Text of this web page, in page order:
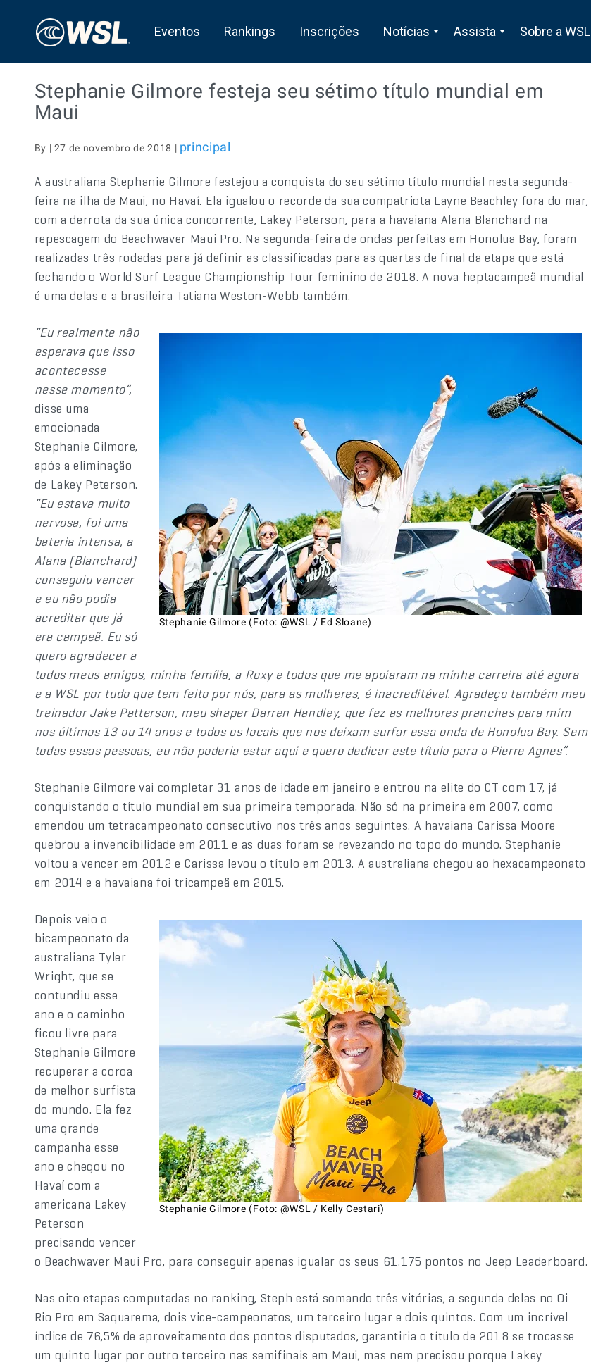
Eventos Rankings Inscrições Notícias Assista Sobre a WSL
Stephanie Gilmore festeja seu sétimo título mundial em
Maui
By | 27 de novembro de 2018 | principal
A australiana Stephanie Gilmore festejou a conquista do seu sétimo título mundial nesta segunda-
feira na ilha de Maui, no Havaí. Ela igualou o recorde da sua compatriota Layne Beachley fora do mar,
com a derrota da sua única concorrente, Lakey Peterson, para a havaiana Alana Blanchard na
repescagem do Beachwaver Maui Pro. Na segunda-feira de ondas perfeitas em Honolua Bay, foram
realizadas três rodadas para já definir as classificadas para as quartas de final da etapa que está
fechando o World Surf League Championship Tour feminino de 2018. A nova heptacampeã mundial
é uma delas e a brasileira Tatiana Weston-Webb também.
Stephanie Gilmore (Foto: @WSL / Ed Sloane)
“Eu realmente não
esperava que isso
acontecesse
nesse momento”,
disse uma
emocionada
Stephanie Gilmore,
após a eliminação
de Lakey Peterson.
“Eu estava muito
nervosa, foi uma
bateria intensa, a
Alana (Blanchard)
conseguiu vencer
e eu não podia
acreditar que já
era campeã. Eu só
quero agradecer a
todos meus amigos, minha família, a Roxy e todos que me apoiaram na minha carreira até agora
e a WSL por tudo que tem feito por nós, para as mulheres, é inacreditável. Agradeço também meu
treinador Jake Patterson, meu shaper Darren Handley, que fez as melhores pranchas para mim
nos últimos 13 ou 14 anos e todos os locais que nos deixam surfar essa onda de Honolua Bay. Sem
todas essas pessoas, eu não poderia estar aqui e quero dedicar este título para o Pierre Agnes”.
Stephanie Gilmore vai completar 31 anos de idade em janeiro e entrou na elite do CT com 17, já
conquistando o título mundial em sua primeira temporada. Não só na primeira em 2007, como
emendou um tetracampeonato consecutivo nos três anos seguintes. A havaiana Carissa Moore
quebrou a invencibilidade em 2011 e as duas foram se revezando no topo do mundo. Stephanie
voltou a vencer em 2012 e Carissa levou o título em 2013. A australiana chegou ao hexacampeonato
em 2014 e a havaiana foi tricampeã em 2015.
Stephanie Gilmore (Foto: @WSL / Kelly Cestari)
Depois veio o
bicampeonato da
australiana Tyler
Wright, que se
contundiu esse
ano e o caminho
ficou livre para
Stephanie Gilmore
recuperar a coroa
de melhor surfista
do mundo. Ela fez
uma grande
campanha esse
ano e chegou no
Havaí com a
americana Lakey
Peterson
precisando vencer
o Beachwaver Maui Pro, para conseguir apenas igualar os seus 61.175 pontos no Jeep Leaderboard.
Nas oito etapas computadas no ranking, Steph está somando três vitórias, a segunda delas no Oi
Rio Pro em Saquarema, dois vice-campeonatos, um terceiro lugar e dois quintos. Com um incrível
índice de 76,5% de aproveitamento dos pontos disputados, garantiria o título de 2018 se trocasse
um quinto lugar por outro terceiro nas semifinais em Maui, mas nem precisou porque Lakey